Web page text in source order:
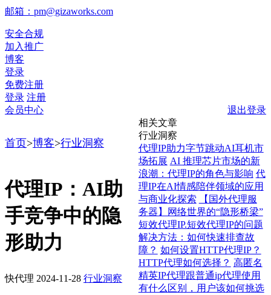
邮箱：pm@gizaworks.com
安全合规
加入推广
博客
登录
免费注册
登录 注册
会员中心
退出登录
首页>博客>行业洞察
代理IP：AI助
手竞争中的隐
形助力
快代理 2024-11-28 行业洞察
相关文章
行业洞察
代理IP助力字节跳动AI耳机市
场拓展 AI 推理芯片市场的新
浪潮：代理IP的角色与影响 代
理IP在AI情感陪伴领域的应用
与商业化探索
【国外代理服
务器】网络世界的“隐形桥梁”
短效代理IP.短效代理IP的问题
解决方法：如何快速排查故
障？ 如何设置HTTP代理IP？
HTTP代理如何选择？ 高匿名
精英IP代理跟普通ip代理使用
有什么区别，用户该如何挑选